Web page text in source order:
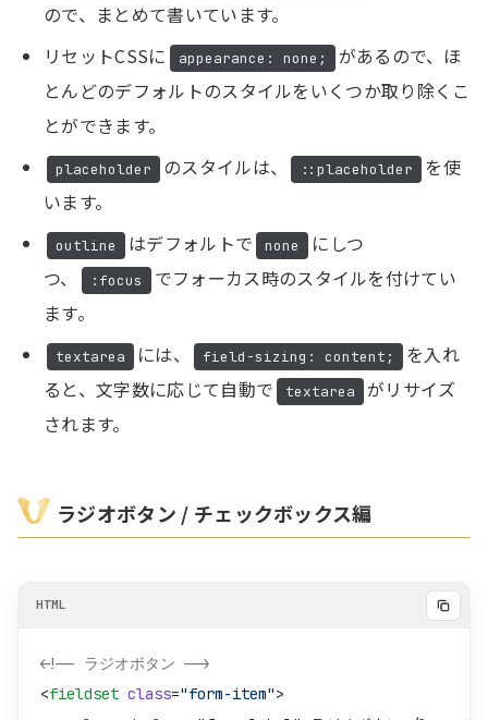
ので、まとめて書いています。
リセットCSSに
appearance: none;
があるので、ほ
とんどのデフォルトのスタイルをいくつか取り除くこ
とができます。
placeholder のスタイルは、 ::placeholder
を使
います。
outline はデフォルトで none
にしつ
つ、
:focus
でフォーカス時のスタイルを付けてい
ます。
textarea には、 field-sizing: content;
を入れ
ると、文字数に応じて自動で
textarea
がリサイズ
されます。
ラジオボタン / チェックボックス編
<!-- ラジオボタン -->
<fieldset class="form-item">